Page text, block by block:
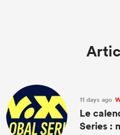
11 days ago
Le
Series :